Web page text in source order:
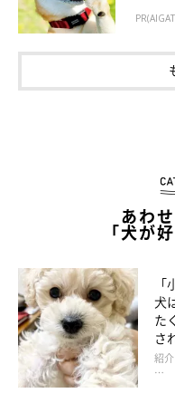
思ってもみない行動」を
います。
飼い主さん：
「外に出ないように取り付
があり、これは今までで一
あわ
「犬が
犬
た
さ
紹
…